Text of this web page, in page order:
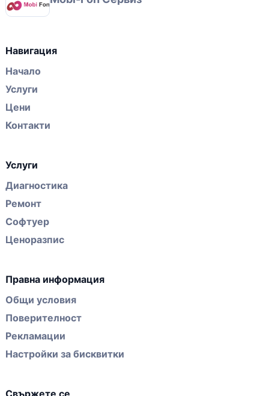
Навигация
Начало
Услуги
Цени
Контакти
Услуги
Диагностика
Ремонт
Софтуер
Ценоразпис
Правна информация
Общи условия
Поверителност
Рекламации
Настройки за бисквитки
Свържете се